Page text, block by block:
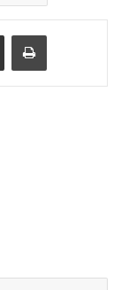
Share via Email Print